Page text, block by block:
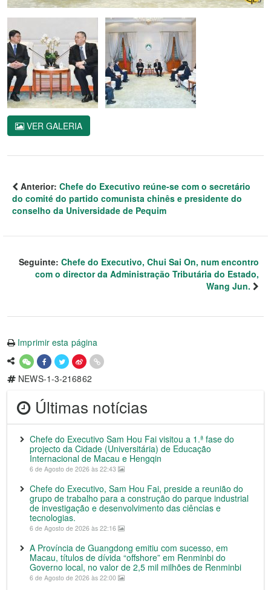
VER GALERIA
Anterior: Chefe do Executivo reúne-se com o secretário
do comité do partido comunista chinês e presidente do
conselho da Universidade de Pequim
Seguinte: Chefe do Executivo, Chui Sai On, num encontro
com o director da Administração Tributária do Estado,
Wang Jun.
Imprimir esta página
NEWS-1-3-216862
Últimas notícias
Chefe do Executivo Sam Hou Fai visitou a 1.ª fase do
projecto da Cidade (Universitária) de Educação
Internacional de Macau e Hengqin
6 de Agosto de 2026 às 22:43
Chefe do Executivo, Sam Hou Fai, preside a reunião do
grupo de trabalho para a construção do parque industrial
de investigação e desenvolvimento das ciências e
tecnologias.
6 de Agosto de 2026 às 22:16
A Província de Guangdong emitiu com sucesso, em
Macau, títulos de dívida “offshore” em Renminbi do
Governo local, no valor de 2,5 mil milhões de Renminbi
6 de Agosto de 2026 às 22:00